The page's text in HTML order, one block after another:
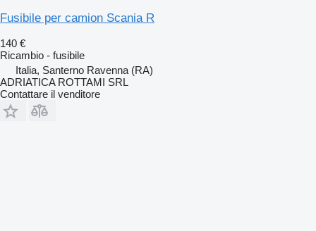
Fusibile per camion Scania R
140 €
Ricambio - fusibile
Italia, Santerno Ravenna (RA)
ADRIATICA ROTTAMI SRL
Contattare il venditore